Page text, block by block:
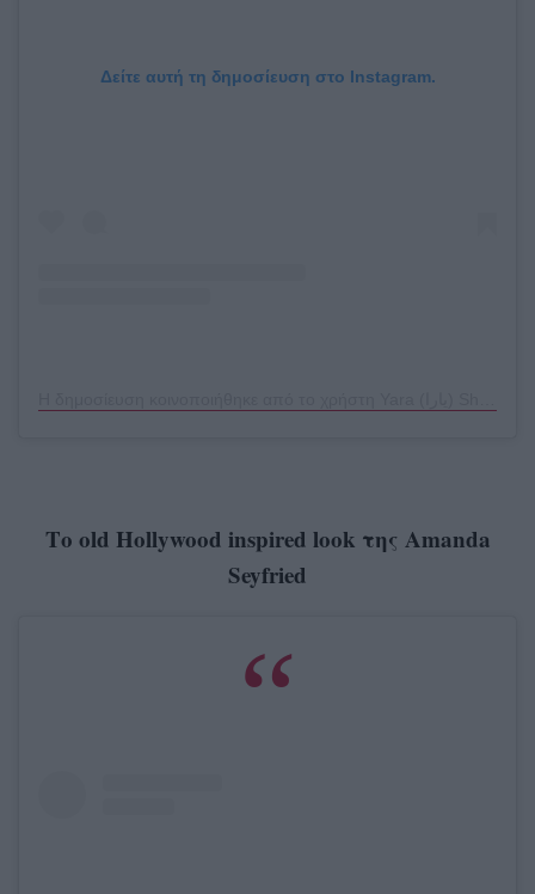
Δείτε αυτή τη δημοσίευση στο Instagram.
Το old Hollywood inspired look της Amanda
Seyfried